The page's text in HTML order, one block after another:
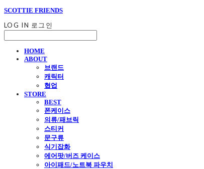
SCOTTIE FRIENDS
LOG IN 로그인
HOME
ABOUT
브랜드
캐릭터
협업
STORE
BEST
폰케이스
의류/패브릭
스티커
문구류
식기잡화
에어팟/버즈 케이스
아이패드/노트북 파우치